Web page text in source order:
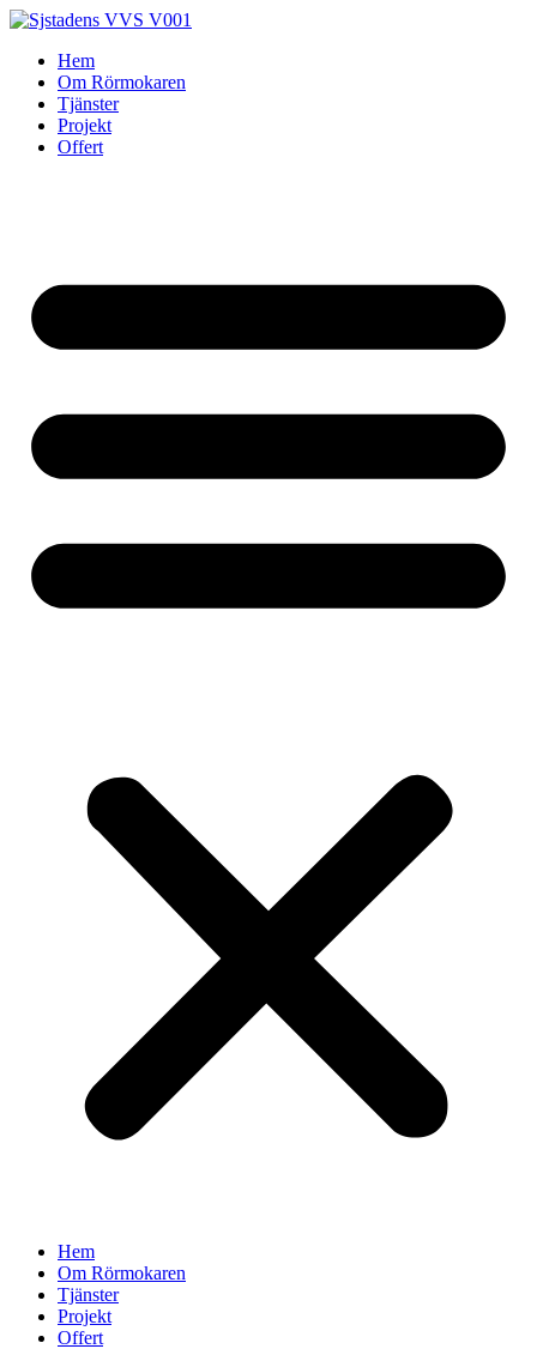
Skip
contentHem
Om Rörmokaren
Tjänster
Projekt
Offert
Hem
Om Rörmokaren
Tjänster
Projekt
Offert